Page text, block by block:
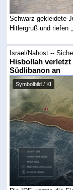
Schwarz gekleidete
Hitlergruß und riefen
Israel/Nahost --
Hisbollah
Südlibanon an
Symbolbild / KI